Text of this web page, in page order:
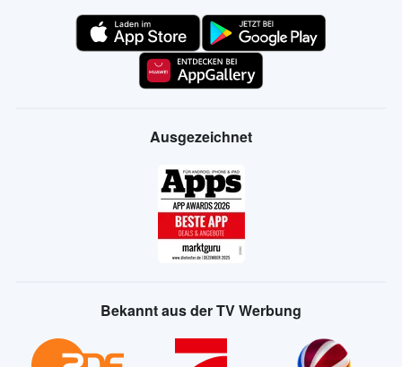
Ausgezeichnet
Bekannt aus der TV Werbung